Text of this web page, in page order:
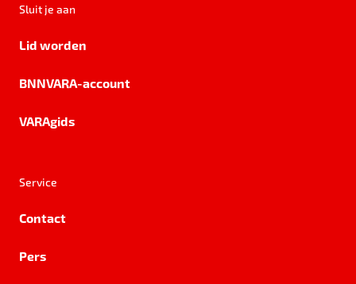
Sluit je aan
Lid worden
BNNVARA-account
VARAgids
Service
Contact
Pers